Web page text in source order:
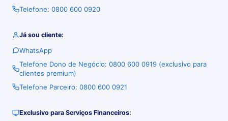
Telefone: 0800 600 0920
Já sou cliente:
WhatsApp
Telefone Dono de Negócio: 0800 600 0919 (exclusivo para
clientes premium)
Telefone Parceiro: 0800 600 0921
Exclusivo para Serviços Financeiros: